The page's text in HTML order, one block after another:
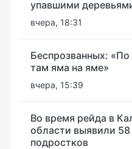
упавшими
вчера, 18:31
Беспрозванных:
там яма на яме»
вчера, 15:39
Во время рейда в
области выявили
подростков